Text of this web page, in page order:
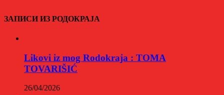
ЗАПИСИ ИЗ РОДОКРАЈА
Likovi iz mog Rodokraja : TOMA
TOVARIŠIĆ
26/04/2026